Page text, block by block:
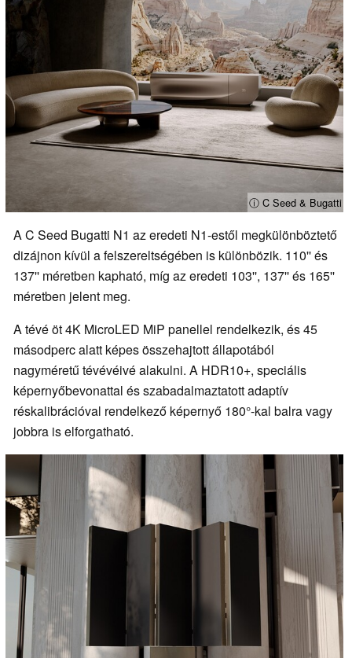
ⓘ C Seed & Bugatti
A C Seed Bugatti N1 az eredeti N1-estől megkülönböztető
dizájnon kívül a felszereltségében is különbözik. 110'' és
137'' méretben kapható, míg az eredeti 103'', 137'' és 165''
méretben jelent meg.
A tévé öt 4K MicroLED MiP panellel rendelkezik, és 45
másodperc alatt képes összehajtott állapotából
nagyméretű tévévéivé alakulni. A HDR10+, speciális
képernyőbevonattal és szabadalmaztatott adaptív
réskalibrációval rendelkező képernyő 180°-kal balra vagy
jobbra is elforgatható.